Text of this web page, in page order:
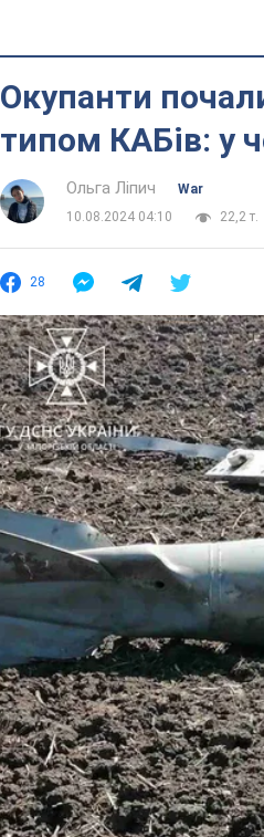
Окупанти
типом КАБів: у
Ольга Ліпич
War
10.08.2024 04:10
22,2 т.
28